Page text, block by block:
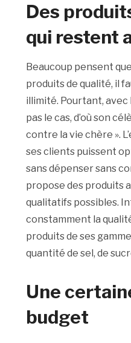
Des
qui restent
Beaucoup pensent
produits de qualité, il
illimité. Pourtant, avec
pas le cas, d’où son
contre la vie chère ».
ses clients puissent
sans dépenser sans
propose des produits
qualitatifs possibles.
constamment la
produits de ses
quantité de sel, de
Une
budget